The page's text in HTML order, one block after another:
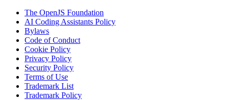
The OpenJS Foundation
AI Coding Assistants Policy
Bylaws
Code of Conduct
Cookie Policy
Privacy Policy
Security Policy
Terms of Use
Trademark List
Trademark Policy